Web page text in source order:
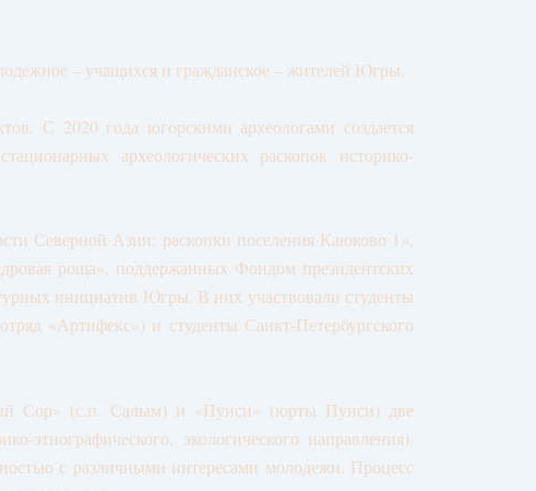
– учащихся и гражданское – жителей Югры.
С 2020 года югорскими археологами создается
археологических раскопок историко-
Северной Азии: раскопки поселения Каюково 1»,
роща», поддержанных Фондом президентских
инициатив Югры. В них участвовали студенты
«Артифекс») и студенты Санкт-Петербургского
Сор» (с.п. Салым) и «Пунси» (юрты Пунси) две
этнографического, экологического направления).
с различными интересами молодежи. Процесс